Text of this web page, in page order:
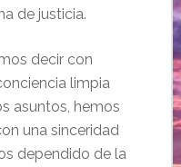
de justicia.
decir con
limpia
asuntos, hemos
una sinceridad
dependido de la